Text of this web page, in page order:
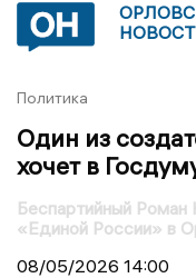
Политика
Один из
хочет в
Беспартийный Роман
«Единой России» в
08/05/2026 14:00